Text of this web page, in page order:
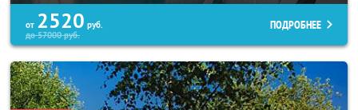
от 2520 руб.
до57000руб.
ПОДРОБНЕЕ